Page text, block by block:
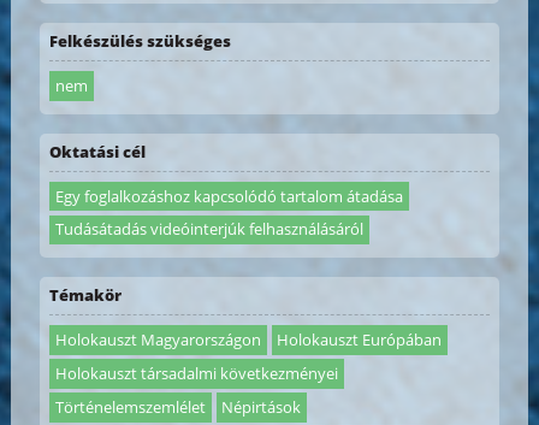
Felkészülés szükséges
nem
Oktatási cél
Egy foglalkozáshoz kapcsolódó tartalom átadása
Tudásátadás videóinterjúk felhasználásáról
Témakör
Holokauszt Magyarországon
Holokauszt Európában
Holokauszt társadalmi következményei
Történelemszemlélet
Népirtások